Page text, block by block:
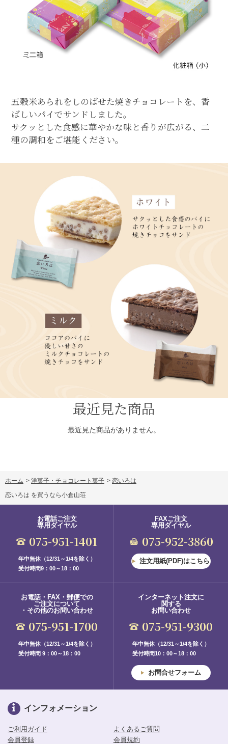
五穀米あられをしのばせた焼きチョコレートを、香
ばしいパイでサンドしました。
サクッとした食感に華やかな味と香りが広がる、二
種の調和をご堪能ください。
最近見た商品
最近見た商品がありません。
ホーム > 洋菓子・チョコレート菓子 > 恋いろは
恋いろは を買うなら小倉山荘
お電話ご注文
専用ダイヤル
075-951-1401
年中無休（12/31～1/4を除く）
受付時間9：00～18：00
FAXご注文
専用ダイヤル
075-952-3860
注文用紙(PDF)はこちら
お電話・FAX・郵便での
ご注文について
・その他のお問い合わせ
075-951-1700
年中無休（12/31～1/4を除く）
受付時間 9：00～18：00
インターネット注文に
関する
お問い合わせ
075-951-9300
年中無休（12/31～1/4を除く）
受付時間10：00～18：00
お問合せフォーム
インフォメーション
ご利用ガイド
よくあるご質問
会員登録
会員規約